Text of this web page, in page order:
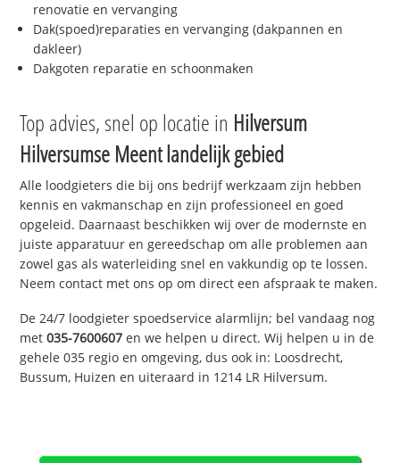
renovatie en vervanging
Dak(spoed)reparaties en vervanging (dakpannen en
dakleer)
Dakgoten reparatie en schoonmaken
Top advies, snel op locatie in Hilversum
Hilversumse Meent landelijk gebied
Alle loodgieters die bij ons bedrijf werkzaam zijn hebben
kennis en vakmanschap en zijn professioneel en goed
opgeleid. Daarnaast beschikken wij over de modernste en
juiste apparatuur en gereedschap om alle problemen aan
zowel gas als waterleiding snel en vakkundig op te lossen.
Neem contact met ons op om direct een afspraak te maken.
De 24/7 loodgieter spoedservice alarmlijn; bel vandaag nog
met035-7600607 en we helpen u direct. Wij helpen u in de
gehele 035 regio en omgeving, dus ook in: Loosdrecht,
Bussum, Huizen en uiteraard in 1214 LR Hilversum.